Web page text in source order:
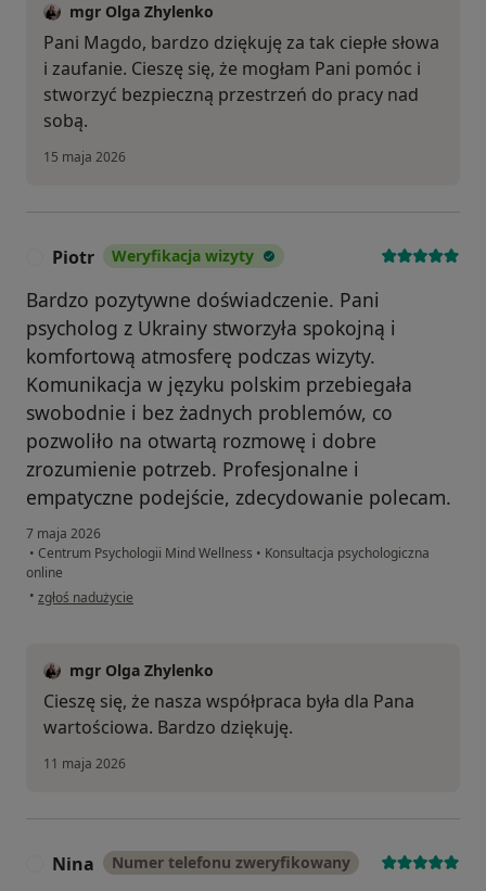
mgr Olga Zhylenko
Pani Magdo, bardzo dziękuję za tak ciepłe słowa
i zaufanie. Cieszę się, że mogłam Pani pomóc i
stworzyć bezpieczną przestrzeń do pracy nad
sobą.
15 maja 2026
Piotr Weryfikacja wizyty
Bardzo pozytywne doświadczenie. Pani
psycholog z Ukrainy stworzyła spokojną i
komfortową atmosferę podczas wizyty.
Komunikacja w języku polskim przebiegała
swobodnie i bez żadnych problemów, co
pozwoliło na otwartą rozmowę i dobre
zrozumienie potrzeb. Profesjonalne i
empatyczne podejście, zdecydowanie polecam.
7 maja 2026
• Centrum Psychologii Mind Wellness • Konsultacja psychologiczna
online
• w opinii użytkownika Piotr
zgłoś nadużycie
mgr Olga Zhylenko
Cieszę się, że nasza współpraca była dla Pana
wartościowa. Bardzo dziękuję.
11 maja 2026
Nina Numer telefonu zweryfikowany